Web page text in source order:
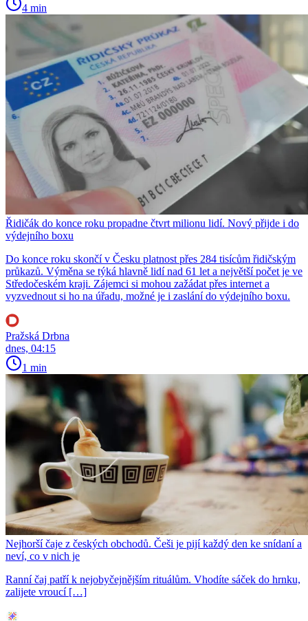
4 min
Řidičák do konce roku propadne čtvrt milionu lidí. Nový přijde i do
výdejního boxu
Do konce roku skončí v Česku platnost přes 284 tisícům řidičským
průkazů. Výměna se týká hlavně lidí nad 61 let a největší počet je ve
Středočeském kraji. Zájemci si mohou zažádat přes internet a
vyzvednout si ho na úřadu, možné je i zaslání do výdejního boxu.
Pražská Drbna
dnes, 04:15
1 min
Nejhorší čaje z českých obchodů. Češi je pijí každý den ke snídaní a
neví, co v nich je
Ranní čaj patří k nejobyčejnějším rituálům. Vhodíte sáček do hrnku,
zalijete vroucí […]